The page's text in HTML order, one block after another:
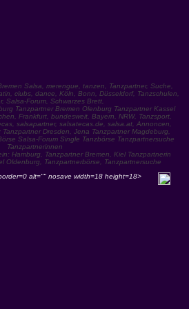
Salsa, merengue, tanzen, Tanzpartner, Suche,
clubs, dance, Köln, Bonn, Düsseldorf, Tanzschulen,
Salsa-Forum, Schwarzes Brett,
Tanzpartner Bremen Olenburg Tanzpartner Kassel
Frankfurt, bundesweit, Bayern, NRW, Tanzsport,
salsapartner, salsatecas.de, salsa.at, Annoncen,
Dresden, Jena Tanzpartner Magdeburg,
Salsa-Forum Single Tanzbörse Tanzpartnersuche
Tanzpartnerinnen
Hamburg, Tanzpartner Bremen, Kiel Tanzpartnerin
Oldenburg, Tanzpartnerbörse, Tanzpartnersuche
alt="" nosave width=18 height=18>